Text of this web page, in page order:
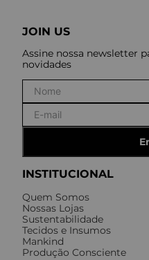
INSTITUCIONAL
Quem Somos
Nossas Lojas
Sustentabilidade
Tecidos e Insumos
Mankind
Produção Consciente
JOIN US
Assine nossa newsletter
novidades